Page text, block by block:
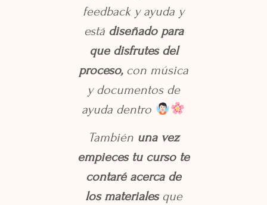
feedback y ayuda y
está diseñado para
que disfrutes del
proceso,con música
y documentos de
ayuda dentro
También una vez
empieces tu curso te
contaré acerca de
los materialesque